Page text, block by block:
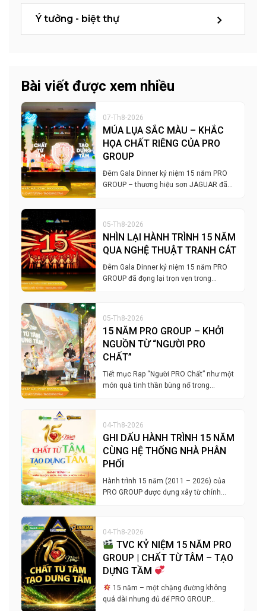
Ý tưởng - biệt thự
Bài viết được xem nhiều
07-Th8-2026
MÚA LỤA SẮC MÀU – KHẮC
HỌA CHẤT RIÊNG CỦA PRO
GROUP
Đêm Gala Dinner kỷ niệm 15 năm PRO
GROUP – thương hiệu sơn JAGUAR đã…
05-Th8-2026
NHÌN LẠI HÀNH TRÌNH 15 NĂM
QUA NGHỆ THUẬT TRANH CÁT
Đêm Gala Dinner kỷ niệm 15 năm PRO
GROUP đã đọng lại trọn vẹn trong…
05-Th8-2026
15 NĂM PRO GROUP – KHỞI
NGUỒN TỪ “NGƯỜI PRO
CHẤT”
Tiết mục Rap “Người PRO Chất” như một
món quà tinh thần bùng nổ trong…
04-Th8-2026
GHI DẤU HÀNH TRÌNH 15 NĂM
CÙNG HỆ THỐNG NHÀ PHÂN
PHỐI
Hành trình 15 năm (2011 – 2026) của
PRO GROUP được dựng xây từ chính…
04-Th8-2026
TVC KỶ NIỆM 15 NĂM PRO
GROUP | CHẤT TỪ TÂM – TẠO
DỰNG TẦM
15 năm – một chặng đường không
quá dài nhưng đủ để PRO GROUP…